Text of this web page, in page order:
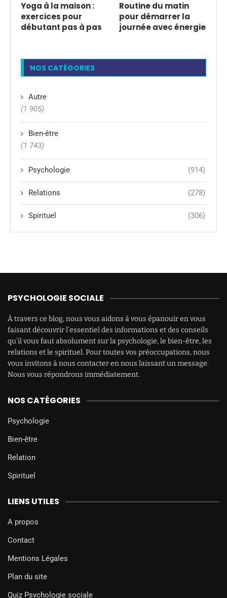
Yoga à la maison :
exercices pour
débutant pas à pas
Routine du matin
pour démarrer la
journée avec énergie
NOS CATÉGORIES
Autre
(1 905)
Bien-être
(1 743)
Psychologie (914)
Relations (278)
Spirituel (306)
PSYCHOLOGIE SOCIALE
À travers ce blog, nous vous aidons à vous épanouir en vous
faisant découvrir l’essentiel des informations et des conseils
qu’il vous faut absolument sur la psychologie, le bien-être, les
relations et le spirituel. Pour toutes vos préoccupations, nous
vous invitons à nous contacter en nous laissant un message.
Nous vous répondrons immédiatement.
NOS CATÉGORIES
Psychologie
Bien-être
Relation
Spirituel
LIENS UTILES
A propos
Contact
Mentions Légales
Plan du site
Quiz Psychologie sociale